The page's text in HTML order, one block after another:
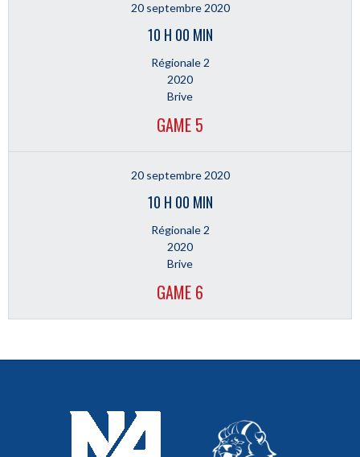
20 septembre 2020
10 H 00 MIN
Régionale 2
2020
Brive
GAME 5
20 septembre 2020
10 H 00 MIN
Régionale 2
2020
Brive
GAME 6